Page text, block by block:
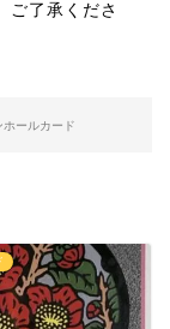
ご了承くださ
ホールカード